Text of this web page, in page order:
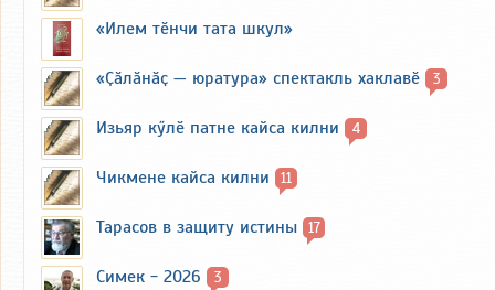
«Илем тӗнчи тата шкул»
«Ҫӑлӑнӑҫ — юратура» спектакль хаклавӗ 3
Изьяр кӳлӗ патне кайса килни 4
Чикмене кайса килни 11
Тарасов в защиту истины 17
Симек - 2026 3